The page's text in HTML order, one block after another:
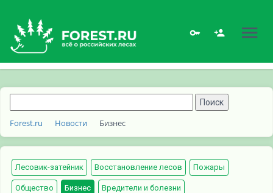
Forest.ru Новости Бизнес
Лесовик-затейник Восстановление лесов Пожары
Общество Бизнес Вредители и болезни